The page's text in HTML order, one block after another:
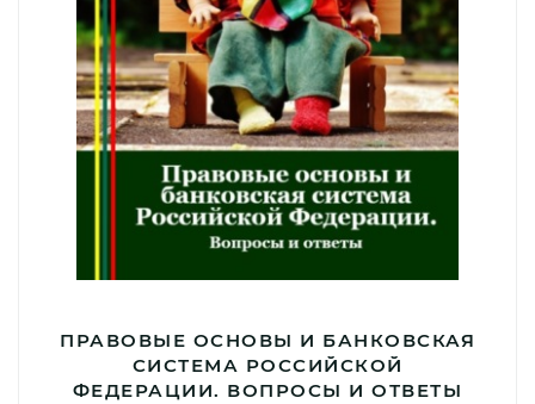
ПРАВОВЫЕ ОСНОВЫ И БАНКОВСКАЯ
СИСТЕМА РОССИЙСКОЙ
ФЕДЕРАЦИИ. ВОПРОСЫ И ОТВЕТЫ